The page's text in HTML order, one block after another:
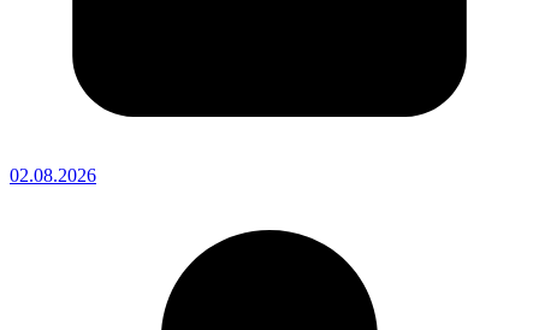
02.08.2026